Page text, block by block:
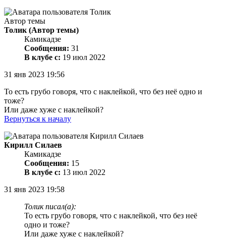
Автор темы
Толик (Автор темы)
Камикадзе
Сообщения: 31
В клубе с: 19 июл 2022
31 янв 2023 19:56
То есть грубо говоря, что с наклейкой, что без неё одно и
тоже?
Или даже хуже с наклейкой?
Вернуться к началу
Кирилл Силаев
Камикадзе
Сообщения: 15
В клубе с: 13 июл 2022
31 янв 2023 19:58
Толик писал(а):
То есть грубо говоря, что с наклейкой, что без неё
одно и тоже?
Или даже хуже с наклейкой?